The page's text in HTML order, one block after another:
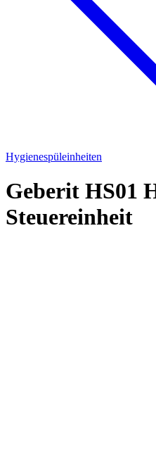
Hygienespüleinheiten
Geberit HS01
Steuereinheit